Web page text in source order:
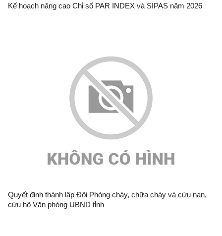
Kế hoạch nâng cao Chỉ số PAR INDEX và SIPAS năm 2026
Quyết định thành lập Đội Phòng cháy, chữa cháy và cứu nạn,
cứu hộ Văn phòng UBND tỉnh